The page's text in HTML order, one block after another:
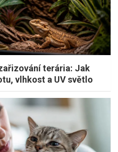
terária: Jak
vlhkost a UV světlo